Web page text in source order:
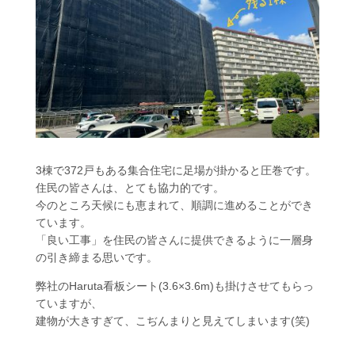
3棟で372戸もある集合住宅に足場が掛かると圧巻です。
住民の皆さんは、とても協力的です。
今のところ天候にも恵まれて、順調に進めることができ
ています。
「良い工事」を住民の皆さんに提供できるように一層身
の引き締まる思いです。
弊社のHaruta看板シート(3.6×3.6m)も掛けさせてもらっ
ていますが、
建物が大きすぎて、こぢんまりと見えてしまいます(笑)